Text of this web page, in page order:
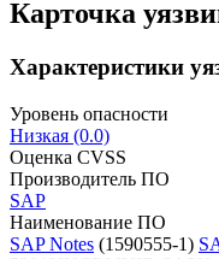
Карточка
Характеристики
Уровень опасности
Низкая (0.0)
Оценка CVSS
Производитель ПО
SAP
Наименование ПО
SAP Notes (1590555-1)